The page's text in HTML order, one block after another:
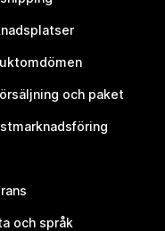
och paket
och språk